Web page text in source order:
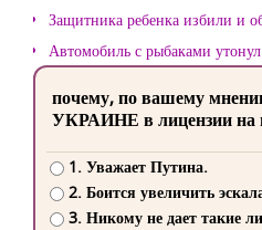
Защитника ребенка избили и
Автомобиль с рыбаками
почему, по вашему
УКРАИНЕ в лицензии на
1. Уважает Путина.
2. Боится увеличить
3. Никому не дает такие